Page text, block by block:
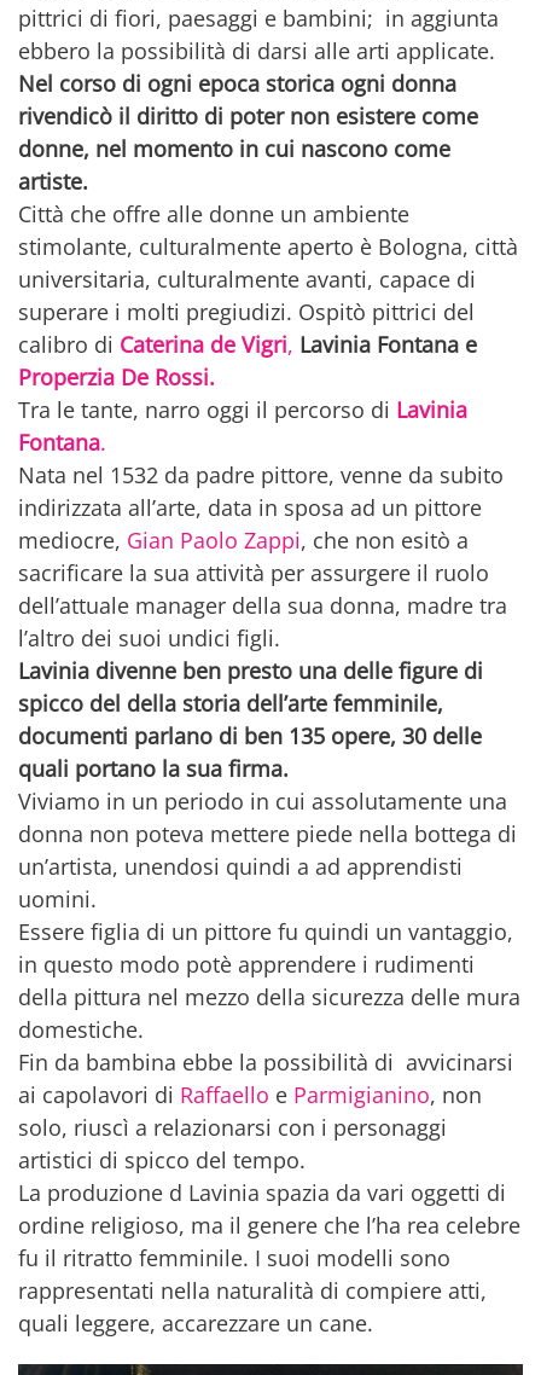
pittrici di fiori, paesaggi e bambini; in aggiunta
ebbero la possibilità di darsi alle arti applicate.
Nel corso di ogni epoca storica ogni donna
rivendicò il diritto di poter non esistere come
donne, nel momento in cui nascono come
artiste.
Città che offre alle donne un ambiente
stimolante, culturalmente aperto è Bologna, città
universitaria, culturalmente avanti, capace di
superare i molti pregiudizi. Ospitò pittrici del
calibro di Caterina de Vigri, Lavinia Fontana e
Properzia De Rossi.
Tra le tante, narro oggi il percorso di Lavinia
Fontana.
Nata nel 1532 da padre pittore, venne da subito
indirizzata all’arte, data in sposa ad un pittore
mediocre, Gian Paolo Zappi, che non esitò a
sacrificare la sua attività per assurgere il ruolo
dell’attuale manager della sua donna, madre tra
l’altro dei suoi undici figli.
Lavinia divenne ben presto una delle figure di
spicco del della storia dell’arte femminile,
documenti parlano di ben 135 opere, 30 delle
quali portano la sua firma.
Viviamo in un periodo in cui assolutamente una
donna non poteva mettere piede nella bottega di
un’artista, unendosi quindi a ad apprendisti
uomini.
Essere figlia di un pittore fu quindi un vantaggio,
in questo modo potè apprendere i rudimenti
della pittura nel mezzo della sicurezza delle mura
domestiche.
Fin da bambina ebbe la possibilità di avvicinarsi
ai capolavori di Raffaello e Parmigianino, non
solo, riuscì a relazionarsi con i personaggi
artistici di spicco del tempo.
La produzione d Lavinia spazia da vari oggetti di
ordine religioso, ma il genere che l’ha rea celebre
fu il ritratto femminile. I suoi modelli sono
rappresentati nella naturalità di compiere atti,
quali leggere, accarezzare un cane.